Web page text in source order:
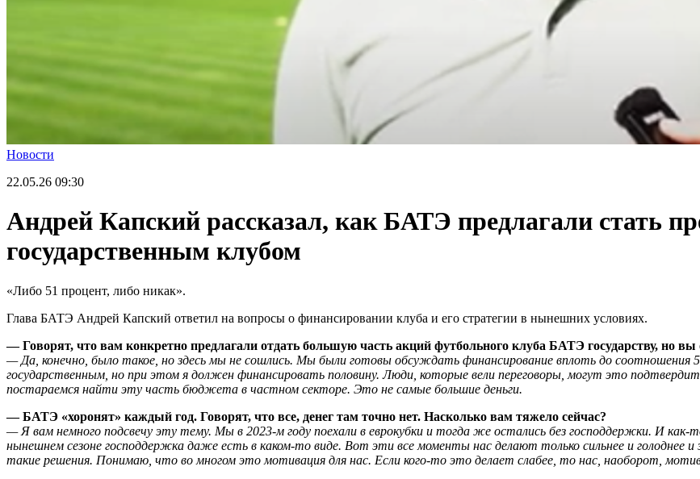
Новости
22.05.26 09:30
Андрей Капский рассказал, как БАТЭ предлагали стать
государственным клубом
«Либо 51 процент, либо никак».
Глава БАТЭ Андрей Капский ответил на вопросы о финансировании клуба и его стратегии в нынешних условиях.
— Говорят, что вам конкретно предлагали отдать большую часть акций футбольного клуба БАТЭ государству, но вы
— Да, конечно, было такое, но здесь мы не сошлись. Мы были готовы обсуждать финансирование вплоть до соотношения
государственным, но при этом я должен финансировать половину. Люди, которые вели переговоры, могут это
постараемся найти эту часть бюджета в частном секторе. Это не самые большие деньги.
— БАТЭ «хоронят» каждый год. Говорят, что все, денег там точно нет. Насколько вам тяжело сейчас?
— Я вам немного подсвечу эту тему. Мы в 2023-м году поехали в еврокубки и тогда же остались без господдержки. И
нынешнем сезоне господдержка даже есть в каком-то виде. Вот эти все моменты нас делают только сильнее и голоднее
такие решения. Понимаю, что во многом это мотивация для нас. Если кого-то это делает слабее, то нас, наоборот,